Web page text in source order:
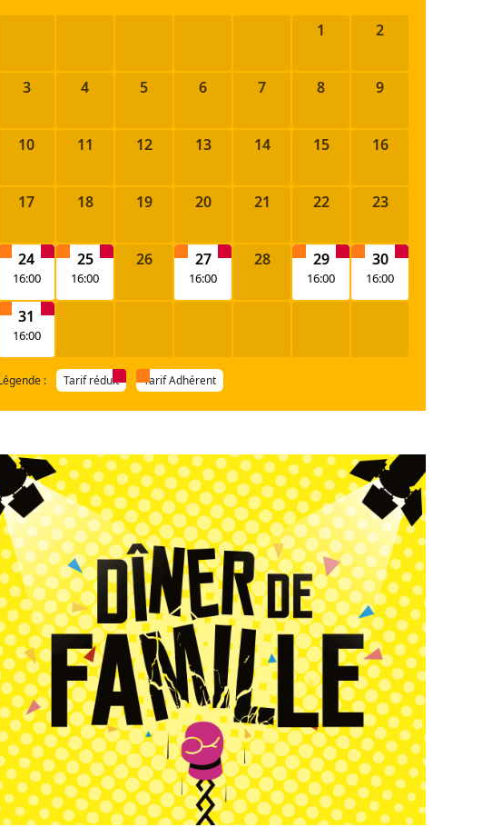
1 2
3 4 5 6 7 8 9
10 11 12 13 14 15 16
17 18 19 20 21 22 23
24
16:00
25
16:00
26 27
16:00
28 29
16:00
30
16:00
31
16:00
: Tarif réduit Tarif Adhérent